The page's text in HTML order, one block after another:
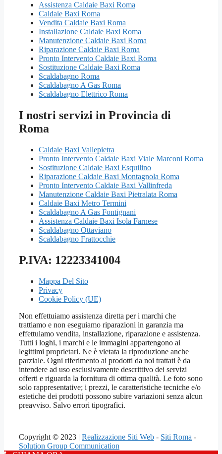
Assistenza Caldaie Baxi Roma
Caldaie Baxi Roma
Vendita Caldaie Baxi Roma
Installazione Caldaie Baxi Roma
Manutenzione Caldaie Baxi Roma
Riparazione Caldaie Baxi Roma
Pronto Intervento Caldaie Baxi Roma
Sostituzione Caldaie Baxi Roma
Scaldabagno Roma
Scaldabagno A Gas Roma
Scaldabagno Elettrico Roma
I nostri servizi in Provincia di
Roma
Caldaie Baxi Vallepietra
Pronto Intervento Caldaie Baxi Viale Marconi Roma
Sostituzione Caldaie Baxi Esquilino
Riparazione Caldaie Baxi Montagnola Roma
Pronto Intervento Caldaie Baxi Vallinfreda
Manutenzione Caldaie Baxi Pietralata Roma
Caldaie Baxi Metro Termini
Scaldabagno A Gas Fontignani
Assistenza Caldaie Baxi Isola Farnese
Scaldabagno Ottaviano
Scaldabagno Frattocchie
P.IVA: 12223341004
Mappa Del Sito
Privacy
Cookie Policy (UE)
Non effettuiamo assistenza diretta per i marchi che
trattiamo e non eseguiamo riparazioni in garanzia ma
effettuiamo vendita, installazione, riparazione e assistenza.
Tutti i loghi, i marchi e le immagini appartengono ai
legittimi proprietari. Ne è vietata la riproduzione anche
parziale. Ogni riferimento ai prodotti da noi trattati è da
intendere ad uso esclusivamente descrittivo dei servizi
offerti e riguarda la fornitura di ottima qualità. Le foto sono
solo rappresentative; i prezzi, le caratteristiche tecniche e/o
estetiche dei prodotti possono subire variazioni senza alcun
preavviso. Salvo errori tipografici.
Copyright © 2023 | Realizzazione Siti Web - Siti Roma -
Solution Group Communication